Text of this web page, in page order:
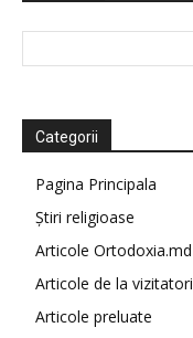
Categorii
Pagina Principala
Știri religioase
Articole Ortodoxia.md
Articole de la vizitatori
Articole preluate